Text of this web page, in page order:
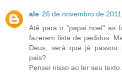
ale 26 de novembro de
Até para o "papai noel" as
fazerem lista de pedidos.
Deus, será que já passou
pais?
Pensei nisso ao ler seu texto.